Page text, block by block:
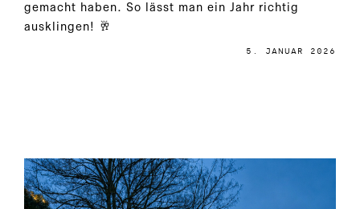
gemacht haben. So lässt man ein Jahr richtig
ausklingen! 🥂
5. JANUAR 2026